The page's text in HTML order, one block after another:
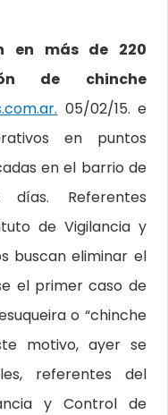
en más de 220
de chinche
05/02/15. e
en puntos
en el barrio de
Referentes
de Vigilancia y
buscan eliminar el
el primer caso de
o “chinche
motivo, ayer se
referentes del
y Control de